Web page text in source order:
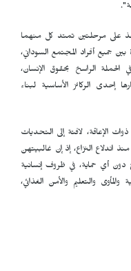
على مرحلتين تمتد كل منهما
بين جميع أفراد المجتمع السوداني،
الحملة الراسخ بحقوق الإنسان،
إحدى الركائز الأساسية لبناء
الإعاقة، لافتة إلى التحديات
اندلاع النزاع، إذ إن غالبيتهن
دون أي حماية، في ظروف إنسانية
والتعليم والأمن الغذائي،